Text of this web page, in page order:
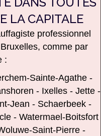
LA CAPITALE
professionnel
comme par
:
Sainte-Agathe-
- Ixelles- Jette-
Jean - Schaerbeek -
- Watermael-Boitsfort
Saint-Pierre -